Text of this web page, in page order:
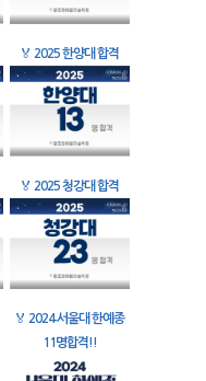
🏅 2025 한양대 합격
🏅 2025 청강대 합격
🏅 2024 서울대 한예종
11명합격!!